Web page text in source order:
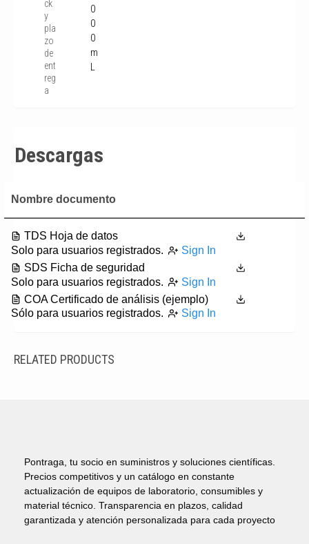
ck
y
pla
zo
de
ent
reg
a
0
0
0
m
L
Descargas
Nombre documento
TDS Hoja de datos
Solo para usuarios registrados.
Sign In
SDS Ficha de seguridad
Solo para usuarios registrados.
Sign In
COA Certificado de análisis (ejemplo)
Sólo para usuarios registrados.
Sign In
RELATED PRODUCTS
Pontraga, tu socio en suministros y soluciones científicas.
Precios competitivos y un catálogo en constante
actualización de equipos de laboratorio, consumibles y
material técnico. Transparencia en plazos, calidad
garantizada y atención personalizada para cada proyecto